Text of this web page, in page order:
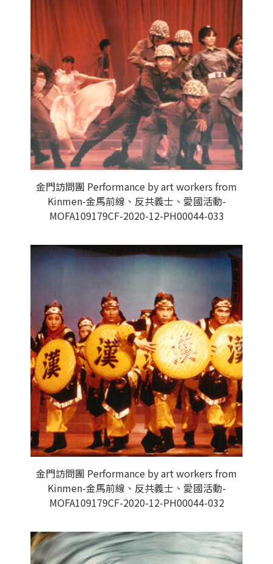
金門訪問團 Performance by art workers from
Kinmen-金馬前線、反共義士、愛國活動-
MOFA109179CF-2020-12-PH00044-033
金門訪問團 Performance by art workers from
Kinmen-金馬前線、反共義士、愛國活動-
MOFA109179CF-2020-12-PH00044-032